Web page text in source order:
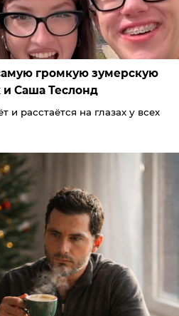
громкую зумерскую
Саша Теслонд
и расстаётся на глазах у всех